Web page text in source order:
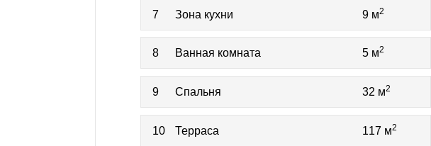
7 Зона кухни 9 м2
8 Ванная комната 5 м2
9 Спальня 32 м2
10 Терраса 117 м2